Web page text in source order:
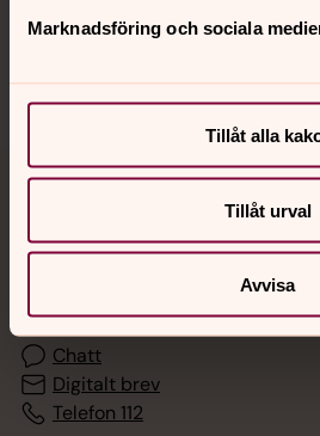
Marknadsföring och sociala
Tillåt alla
Tillåt urval
Avvisa
Sociala kanaler
Jourhavande präst
Akut samtals- och krisstöd.
med en präst på kvällar och nätter.
Chatt
Digitalt brev
Telefon 112